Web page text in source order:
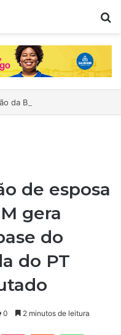
de esposa
gera
do
do PT
0 2 minutos de leitura